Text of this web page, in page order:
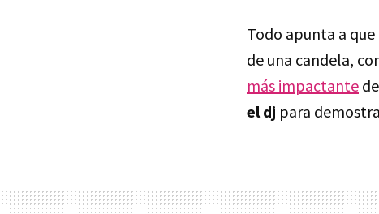
Todo apunta a
de una candela,
más impactante
el dj para